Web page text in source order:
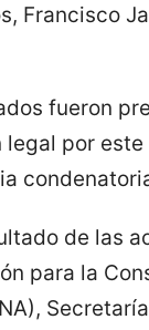
Francisco
fueron
por
de las
para la